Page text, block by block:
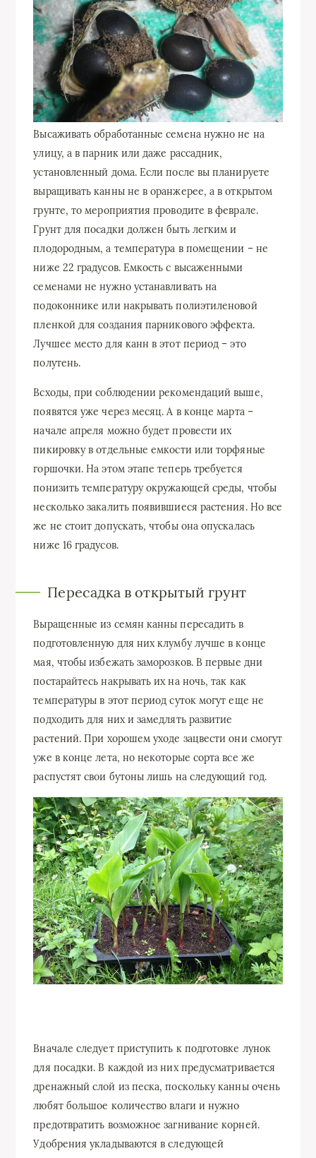
Высаживать обработанные семена нужно не на
улицу, а в парник или даже рассадник,
установленный дома. Если после вы планируете
выращивать канны не в оранжерее, а в открытом
грунте, то мероприятия проводите в феврале.
Грунт для посадки должен быть легким и
плодородным, а температура в помещении – не
ниже 22 градусов. Емкость с высаженными
семенами не нужно устанавливать на
подоконнике или накрывать полиэтиленовой
пленкой для создания парникового эффекта.
Лучшее место для канн в этот период – это
полутень.
Всходы, при соблюдении рекомендаций выше,
появятся уже через месяц. А в конце марта –
начале апреля можно будет провести их
пикировку в отдельные емкости или торфяные
горшочки. На этом этапе теперь требуется
понизить температуру окружающей среды, чтобы
несколько закалить появившиеся растения. Но все
же не стоит допускать, чтобы она опускалась
ниже 16 градусов.
Пересадка в открытый грунт
Выращенные из семян канны пересадить в
подготовленную для них клумбу лучше в конце
мая, чтобы избежать заморозков. В первые дни
постарайтесь накрывать их на ночь, так как
температуры в этот период суток могут еще не
подходить для них и замедлять развитие
растений. При хорошем уходе зацвести они смогут
уже в конце лета, но некоторые сорта все же
распустят свои бутоны лишь на следующий год.
Вначале следует приступить к подготовке лунок
для посадки. В каждой из них предусматривается
дренажный слой из песка, поскольку канны очень
любят большое количество влаги и нужно
предотвратить возможное загнивание корней.
Удобрения укладываются в следующей